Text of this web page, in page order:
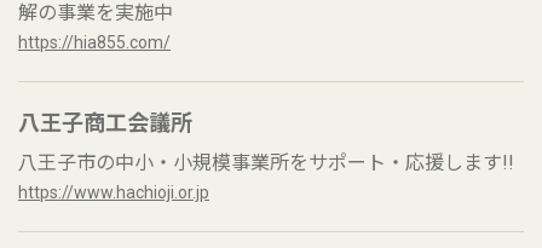
解の事業を実施中
https://hia855.com/
八王子商工会議所
八王子市の中小・小規模事業所をサポート・応援します!!
https://www.hachioji.or.jp